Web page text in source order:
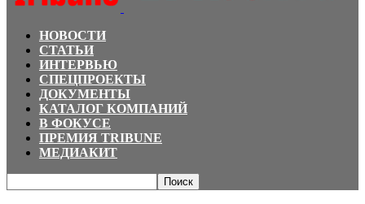
НОВОСТИ
СТАТЬИ
ИНТЕРВЬЮ
СПЕЦПРОЕКТЫ
ДОКУМЕНТЫ
КАТАЛОГ КОМПАНИЙ
В ФОКУСЕ
ПРЕМИЯ TRIBUNE
МЕДИАКИТ